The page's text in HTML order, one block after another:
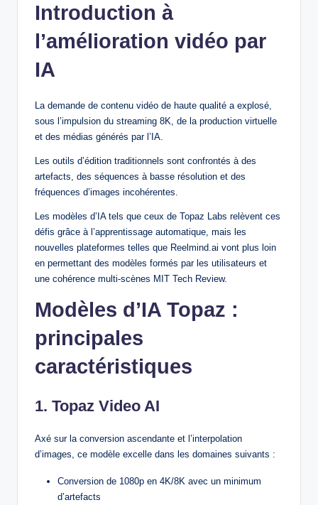
Introduction à
l’amélioration vidéo par
IA
La demande de contenu vidéo de haute qualité a explosé,
sous l’impulsion du streaming 8K, de la production virtuelle
et des médias générés par l’IA.
Les outils d’édition traditionnels sont confrontés à des
artefacts, des séquences à basse résolution et des
fréquences d’images incohérentes.
Les modèles d’IA tels que ceux de Topaz Labs relèvent ces
défis grâce à l’apprentissage automatique, mais les
nouvelles plateformes telles que Reelmind.ai vont plus loin
en permettant des modèles formés par les utilisateurs et
une cohérence multi-scènes MIT Tech Review.
Modèles d’IA Topaz :
principales
caractéristiques
1. Topaz Video AI
Axé sur la conversion ascendante et l’interpolation
d’images, ce modèle excelle dans les domaines suivants :
Conversion de 1080p en 4K/8K avec un minimum
d’artefacts